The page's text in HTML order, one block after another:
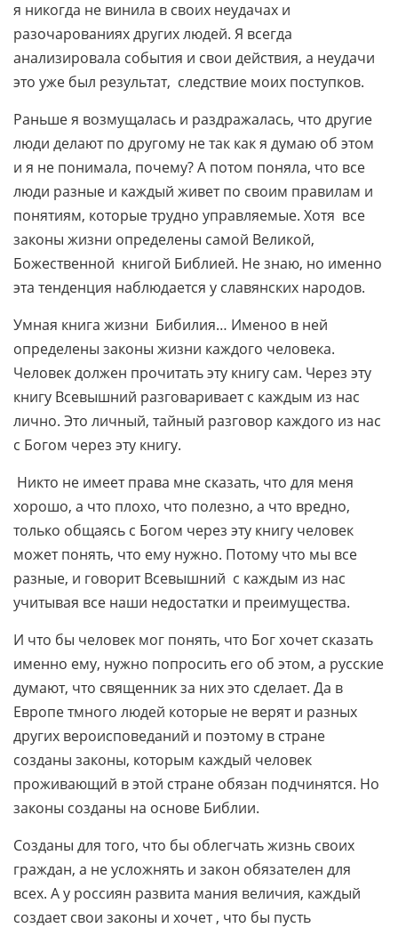
я никогда не винила в своих неудачах и
разочарованиях других людей. Я всегда
анализировала события и свои действия, а неудачи
это уже был результат, следствие моих поступков.
Раньше я возмущалась и раздражалась, что другие
люди делают по другому не так как я думаю об этом
и я не понимала, почему? А потом поняла, что все
люди разные и каждый живет по своим правилам и
понятиям, которые трудно управляемые. Хотя все
законы жизни определены самой Великой,
Божественной книгой Библией. Не знаю, но именно
эта тенденция наблюдается у славянских народов.
Умная книга жизни Бибилия… Именоо в ней
определены законы жизни каждого человека.
Человек должен прочитать эту книгу сам. Через эту
книгу Всевышний разговаривает с каждым из нас
лично. Это личный, тайный разговор каждого из нас
с Богом через эту книгу.
Никто не имеет права мне сказать, что для меня
хорошо, а что плохо, что полезно, а что вредно,
только общаясь с Богом через эту книгу человек
может понять, что ему нужно. Потому что мы все
разные, и говорит Всевышний с каждым из нас
учитывая все наши недостатки и преимущества.
И что бы человек мог понять, что Бог хочет сказать
именно ему, нужно попросить его об этом, а русские
думают, что священник за них это сделает. Да в
Европе тмного людей которые не верят и разных
других вероисповеданий и поэтому в стране
созданы законы, которым каждый человек
проживающий в этой стране обязан подчинятся. Но
законы созданы на основе Библии.
Созданы для того, что бы облегчать жизнь своих
граждан, а не усложнять и закон обязателен для
всех. А у россиян развита мания величия, каждый
создает свои законы и хочет , что бы пусть